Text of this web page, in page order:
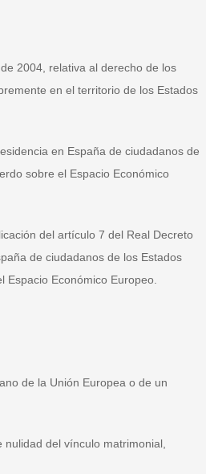
2004, relativa al derecho de los
en el territorio de los Estados
en España de ciudadanos de
sobre el Espacio Económico
del artículo 7 del Real Decreto
de ciudadanos de los Estados
Espacio Económico Europeo.
de la Unión Europea o de un
del vínculo matrimonial,